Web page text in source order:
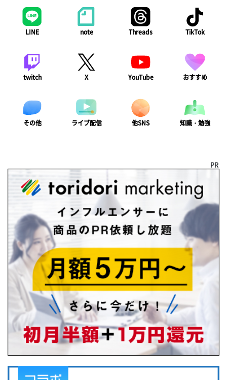
LINE note Threads TikTok
twitch X YouTube おすすめ
その他 ライブ配信 他SNS 知識・勉強
PR